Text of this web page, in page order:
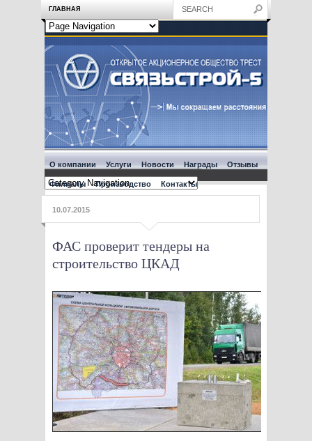
ГЛАВНАЯ
О компании Услуги Новости Награды Отзывы
Филиалы Производство Контакты
10.07.2015
ФАС проверит тендеры на
строительство ЦКАД